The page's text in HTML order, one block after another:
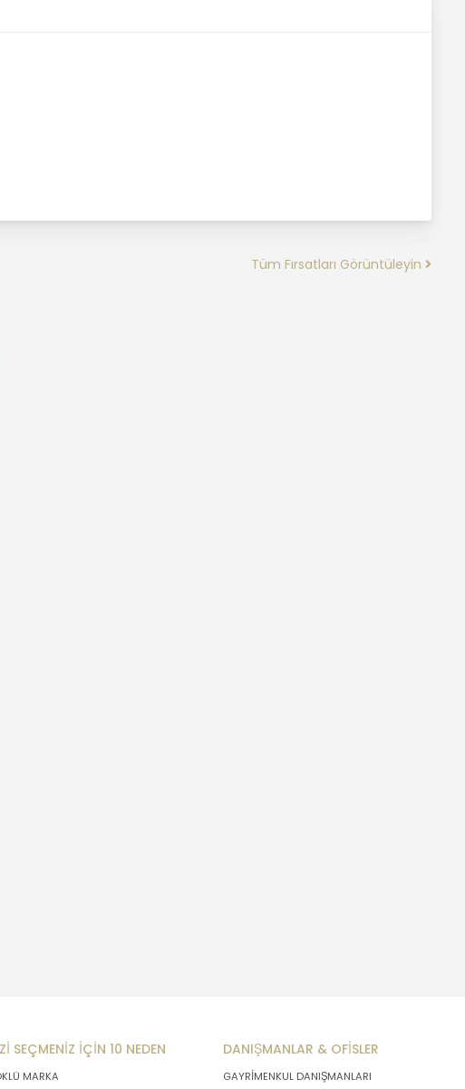
Tüm Fırsatları Görüntüleyin
SEÇMENİZ İÇİN 10 NEDEN
MARKA
DANIŞMANLAR & OFİSLER
GAYRİMENKUL DANIŞMANLARI